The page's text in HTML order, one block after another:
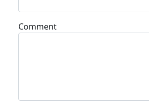
Comment